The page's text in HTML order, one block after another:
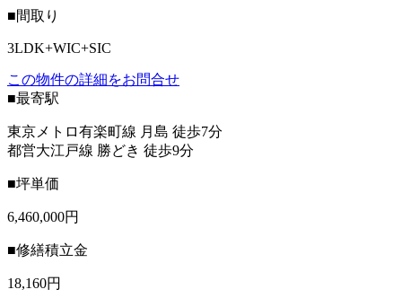
■間取り
3LDK+WIC+SIC
この物件の詳細をお問合せ
■最寄駅
東京メトロ有楽町線 月島 徒歩7分
都営大江戸線 勝どき 徒歩9分
■坪単価
6,460,000円
■修繕積立金
18,160円